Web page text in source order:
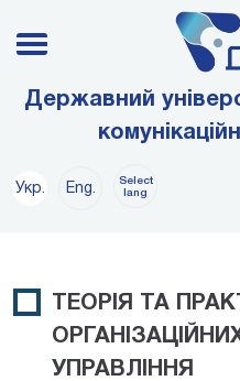
Державний
Укр. Eng.
Select
lang
ТЕОРІЯ ТА
УПРАВЛІННЯ